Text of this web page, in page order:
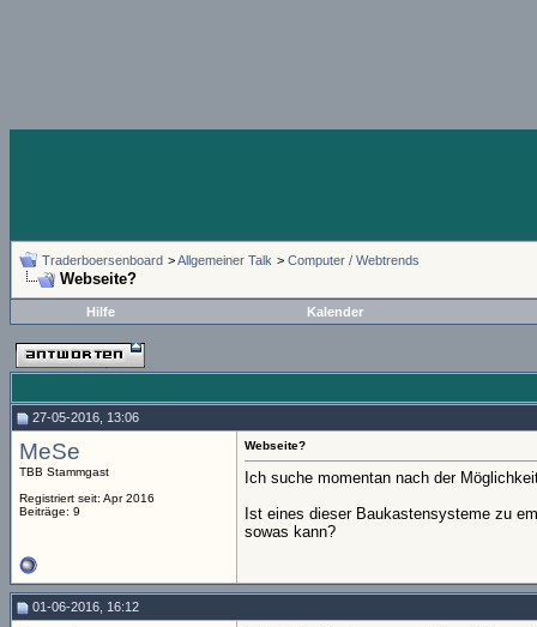
Traderboersenboard >Allgemeiner Talk > Computer / Webtrends
Webseite?
Hilfe Kalender
27-05-2016, 13:06
MeSe
TBB Stammgast
Registriert seit: Apr 2016
Beiträge: 9
Webseite?
Ich suche momentan nach der
Ist eines dieser Baukastensysteme zu
sowas kann?
01-06-2016, 16:12